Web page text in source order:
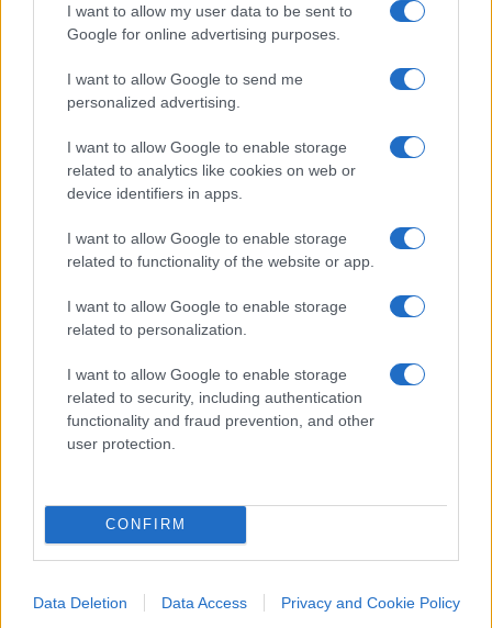
I want to allow my user data to be sent to
Google for online advertising purposes.
I want to allow Google to send me
personalized advertising.
I want to allow Google to enable storage
related to analytics like cookies on web or
device identifiers in apps.
I want to allow Google to enable storage
related to functionality of the website or app.
I want to allow Google to enable storage
related to personalization.
I want to allow Google to enable storage
related to security, including authentication
functionality and fraud prevention, and other
user protection.
CONFIRM
Data Deletion Data Access Privacy and Cookie Policy
fermato solo perché nera? Ha visto una persona
che portava un oggetto da un piano ad un altro e
ti ha giustamente bloccato. Perché ti devi sentire
accusata per razzismo. È una cosa ridicola”.